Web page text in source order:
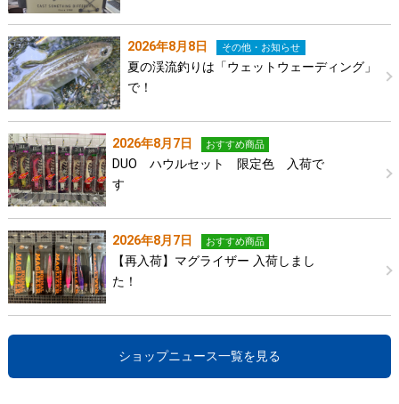
2026年8月8日 その他・お知らせ
夏の渓流釣りは「ウェットウェーディング」
で！
2026年8月7日 おすすめ商品
DUO ハウルセット 限定色 入荷で
す
2026年8月7日 おすすめ商品
【再入荷】マグライザー 入荷しまし
た！
ショップニュース一覧を見る